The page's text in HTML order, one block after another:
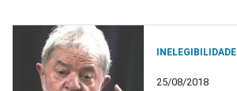
INELEGIBILIDADE
25/08/2018